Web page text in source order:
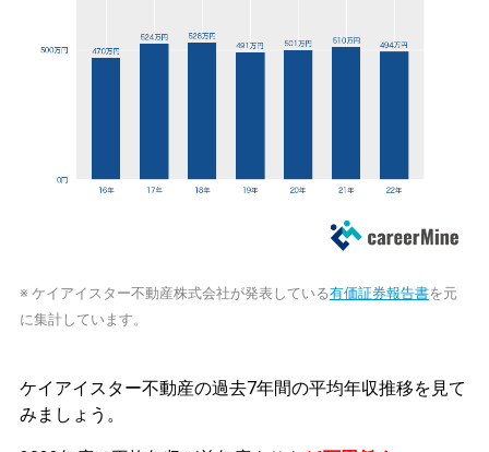
※ ケイアイスター不動産株式会社が発表している有価証券報告書を元
に集計しています。
ケイアイスター不動産の過去7年間の平均年収推移を見て
みましょう。